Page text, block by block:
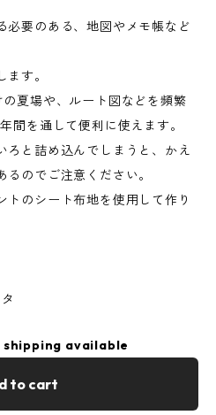
必要のある、地図やメモ帳など
す。
夏場や、ルート図などを頻繁
間を通して便利に使えます。
ろと詰め込んでしまうと、かえ
のでご注意ください。
トのシート布地を使用して作り
available
to cart